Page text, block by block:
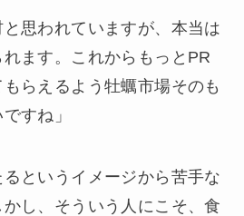
と思われていますが、本当は
ます。これからもっとPR
らえるよう牡蠣市場そのも
すね」
というイメージから苦手な
し、そういう人にこそ、食